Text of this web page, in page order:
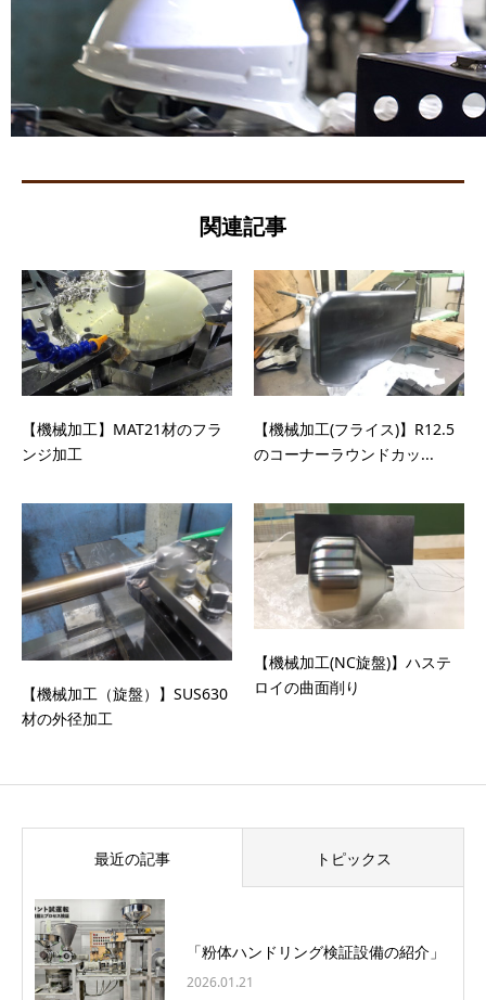
関連記事
【機械加工】MAT21材のフラ
ンジ加工
【機械加工(フライス)】R12.5
のコーナーラウンドカッ...
【機械加工（旋盤）】SUS630
材の外径加工
【機械加工(NC旋盤)】ハステ
ロイの曲面削り
最近の記事 トピックス
「粉体ハンドリング検証設備の紹介」
2026.01.21